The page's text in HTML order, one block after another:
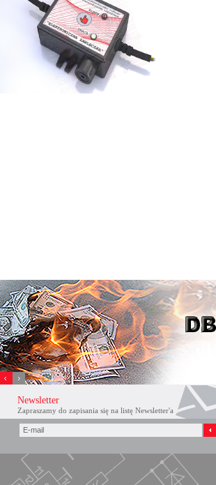
سكس
Newsletter
Zapraszamy do zapisania się na listę Newsletter'a